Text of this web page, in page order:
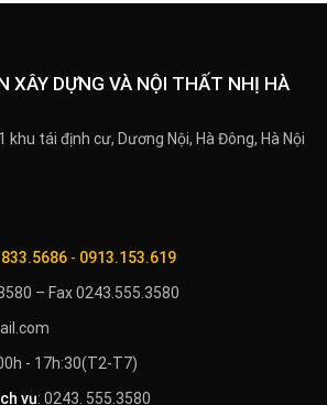
XÂY DỰNG VÀ NỘI THẤT NHỊ HÀ
khu tái định cư, Dương Nội, Hà Đông, Hà Nội
- 0913.153.619
– Fax 0243.555.3580
- 17h:30(T2-T7)
vụ: 0243. 555.3580